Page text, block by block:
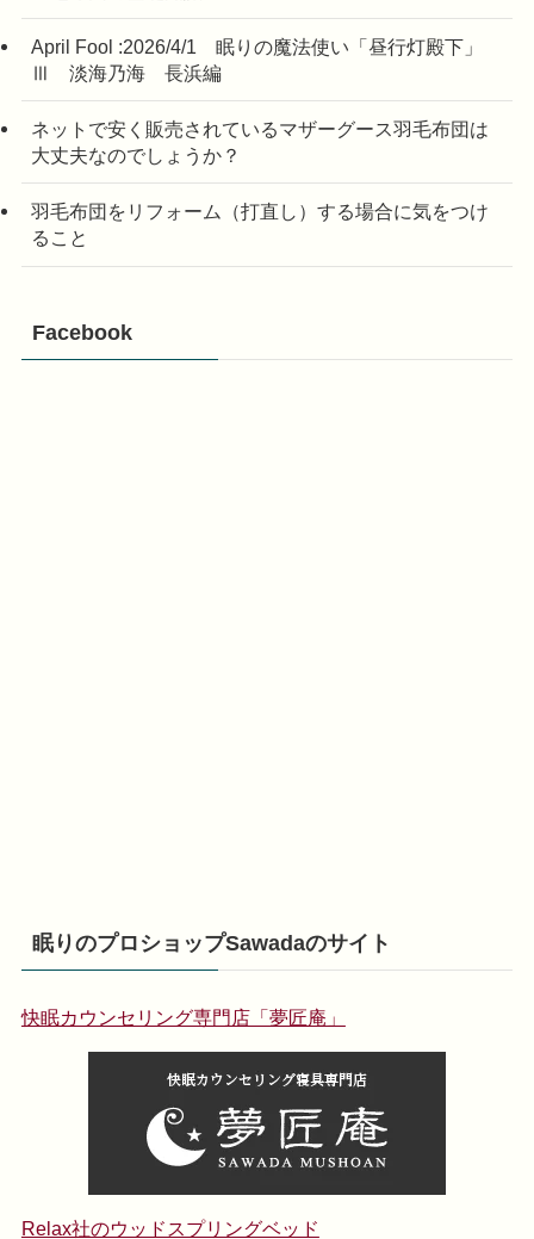
April Fool :2026/4/1 眠りの魔法使い「昼行灯殿下」
Ⅲ 淡海乃海 長浜編
ネットで安く販売されているマザーグース羽毛布団は
大丈夫なのでしょうか？
羽毛布団をリフォーム（打直し）する場合に気をつけ
ること
Facebook
眠りのプロショップSawadaのサイト
快眠カウンセリング専門店「夢匠庵」
Relax社のウッドスプリングベッド